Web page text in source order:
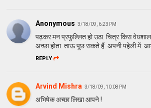
Anonymous 3/18/09, 6:23 PM
पढ़कर मन प्रफुल्लित हो उठा. चित्र किस
अच्छा होता. ताऊ पूछ सकते हैं. अपनी पहेली में.
REPLY
Arvind Mishra 3/18/09, 10:08 PM
अभिषेक अच्छा लिखा आपने !